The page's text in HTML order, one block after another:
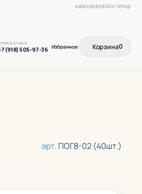
sales@dedilkin.shop
505-97-36 Корзина0
арт. ПОГ8-02 (40шт.)